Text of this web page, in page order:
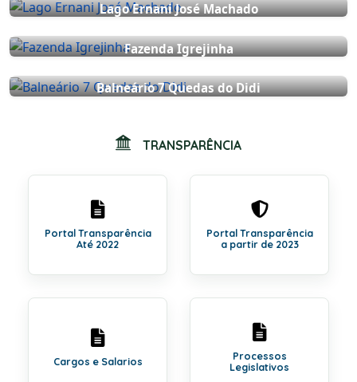
Lago Ernani José Machado
Fazenda Igrejinha
Balneário 7 Quedas do Didi
TRANSPARÊNCIA
Portal Transparência
Até 2022
Portal Transparência
a partir de 2023
Cargos e Salarios
Processos
Legislativos